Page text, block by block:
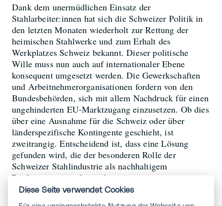
Dank dem unermüdlichen Einsatz der
Stahlarbeiter:innen hat sich die Schweizer Politik in
den letzten Monaten wiederholt zur Rettung der
heimischen Stahlwerke und zum Erhalt des
Werkplatzes Schweiz bekannt. Dieser politische
Wille muss nun auch auf internationaler Ebene
konsequent umgesetzt werden. Die Gewerkschaften
und Arbeitnehmerorganisationen fordern von den
Bundesbehörden, sich mit allem Nachdruck für einen
ungehinderten EU-Marktzugang einzusetzen. Ob dies
über eine Ausnahme für die Schweiz oder über
länderspezifische Kontingente geschieht, ist
zweitrangig. Entscheidend ist, dass eine Lösung
gefunden wird, die der besonderen Rolle der
Schweizer Stahlindustrie als nachhaltigem
Produzenten gerecht wird.
Diese Seite verwendet Cookies